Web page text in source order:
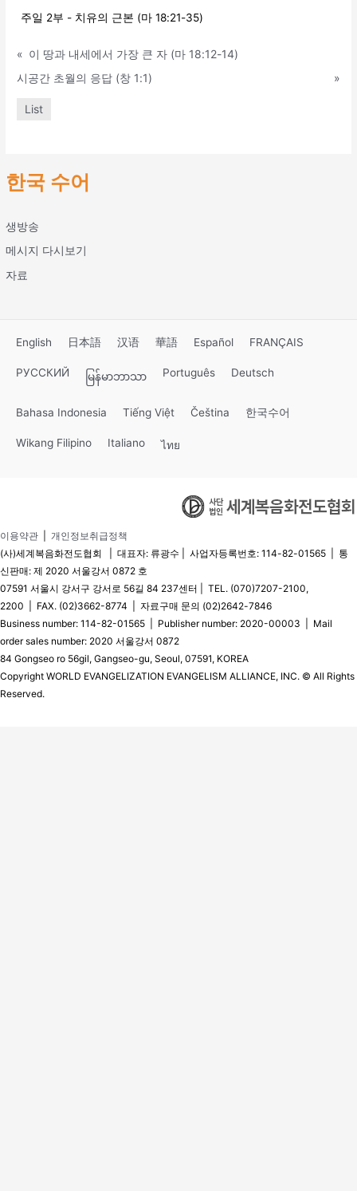
한국 수어
생방송
메시지 다시보기
자료
주일 2부 - 치유의 근본 (마 18:21-35)
« 이 땅과 내세에서 가장 큰 자 (마 18:12-14)
시공간 초월의 응답 (창 1:1)
»
List
English 日本語 汉语 華語 Español FRANÇAIS
РУССКИЙ မြန်မာဘာသာ Português Deutsch
Bahasa Indonesia Tiếng Việt Čeština 한국수어
Wikang Filipino Italiano ไทย
이용약관
개인정보취급정책
(사)세계복음화전도협회 | 대표자: 류광수 | 사업자등록번호: 114-82-01565 | 통
신판매: 제 2020 서울강서 0872 호
07591 서울시 강서구 강서로 56길 84 237센터 | TEL. (070)7207-2100,
2200 | FAX. (02)3662-8774 | 자료구매 문의 (02)2642-7846
Business number: 114-82-01565 | Publisher number: 2020-00003 | Mail
order sales number: 2020 서울강서 0872
84 Gongseo ro 56gil, Gangseo-gu, Seoul, 07591, KOREA
Copyright WORLD EVANGELIZATION EVANGELISM ALLIANCE, INC. © All Rights
Reserved.